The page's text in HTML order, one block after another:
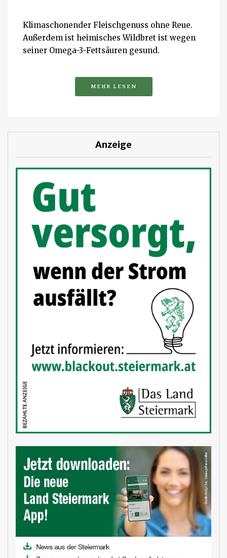
Klimaschonender Fleischgenuss ohne Reue.
Außerdem ist heimisches Wildbret ist wegen
seiner Omega-3-Fettsäuren gesund.
MEHR LESEN
Anzeige